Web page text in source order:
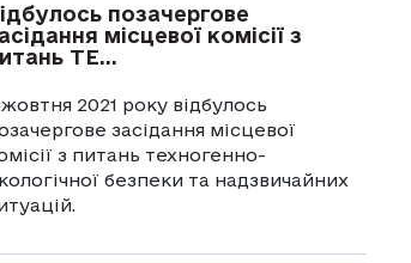
позачергове
місцевої комісії з
ТЕ...
2021 року відбулось
засідання місцевої
з питань техногенно-
безпеки та надзвичайних